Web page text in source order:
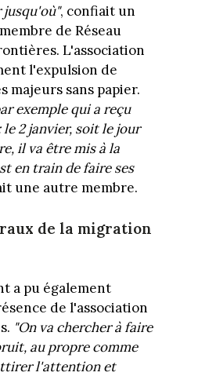
jusqu'où", confiait un
de Réseau
L'association
l'expulsion de
majeurs sans papier.
exemple qui a reçu
2 janvier, soit le jour
il va être mis à la
en train de faire ses
une autre membre.
de la migration
a pu également
de l'association
"On va chercher à faire
au propre comme
l'attention et